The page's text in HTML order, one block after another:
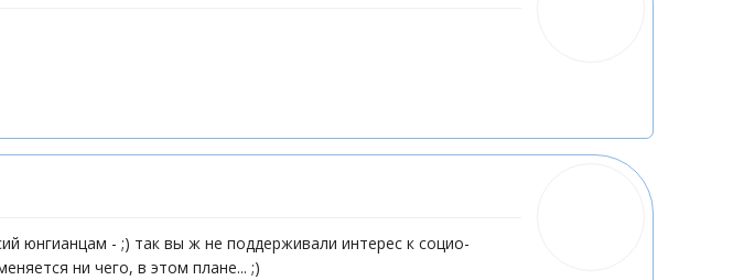
юнгианцам - ;) так вы ж не поддерживали интерес к социо-
ни чего, в этом плане... ;)